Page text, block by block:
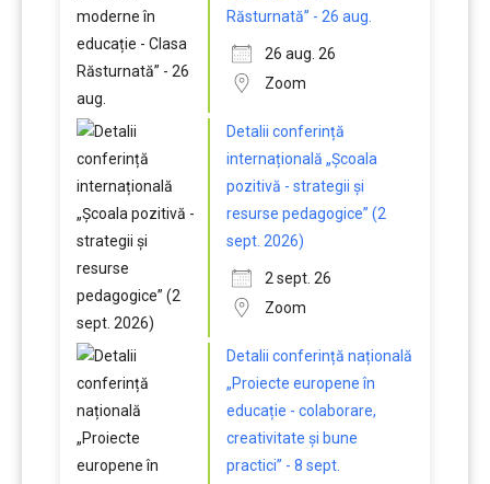
Răsturnată” - 26 aug.
26 aug. 26
Zoom
Detalii conferință
internațională „Școala
pozitivă - strategii și
resurse pedagogice” (2
sept. 2026)
2 sept. 26
Zoom
Detalii conferință națională
„Proiecte europene în
educație - colaborare,
creativitate și bune
practici” - 8 sept.